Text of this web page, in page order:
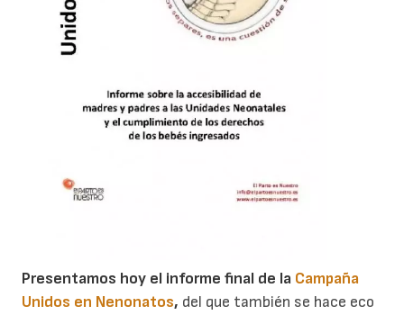
Presentamos hoy el informe final de la Campaña
Unidos en Nenonatos, del que también se hace eco